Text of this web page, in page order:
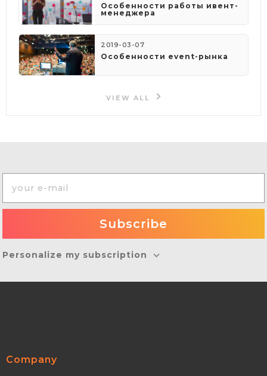
Особенности работы ивент-
менеджера
2019-03-07
Особенности event-рынка
VIEW ALL
Personalize my subscription
Company